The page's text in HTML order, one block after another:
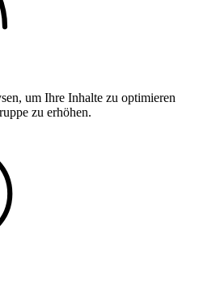
um Ihre Inhalte zu optimieren
zu erhöhen.